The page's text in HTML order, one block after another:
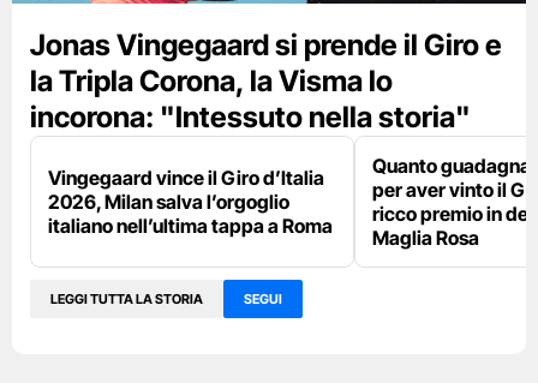
Jonas Vingegaard si prende il Giro e
la Tripla Corona, la Visma lo
incorona: "Intessuto nella storia"
Vingegaard vince il Giro d’Italia
2026, Milan salva l’orgoglio
italiano nell’ultima tappa a Roma
Quanto guadagna
per aver vinto il
ricco premio in
Maglia Rosa
LEGGI TUTTA LA STORIA SEGUI